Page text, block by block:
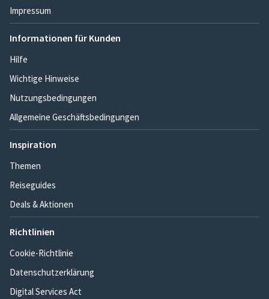
Impressum
Informationen für Kunden
Hilfe
Wichtige Hinweise
Nutzungsbedingungen
Allgemeine Geschäftsbedingungen
Inspiration
Themen
Reiseguides
Deals & Aktionen
Richtlinien
Cookie-Richtlinie
Datenschutzerklärung
Digital Services Act